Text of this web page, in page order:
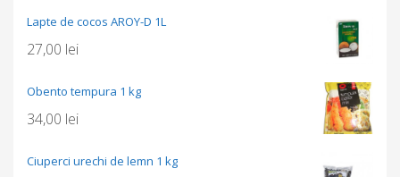
Lapte de cocos AROY-D 1L
27,00 lei
Obento tempura 1 kg
34,00 lei
Ciuperci urechi de lemn 1 kg